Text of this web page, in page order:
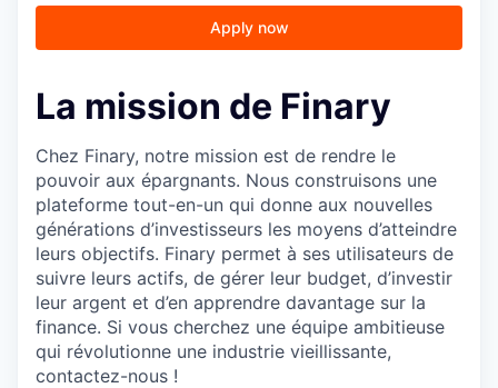
Apply now
La mission de Finary
Chez Finary, notre mission est de rendre le
pouvoir aux épargnants. Nous construisons une
plateforme tout-en-un qui donne aux nouvelles
générations d’investisseurs les moyens d’atteindre
leurs objectifs. Finary permet à ses utilisateurs de
suivre leurs actifs, de gérer leur budget, d’investir
leur argent et d’en apprendre davantage sur la
finance. Si vous cherchez une équipe ambitieuse
qui révolutionne une industrie vieillissante,
contactez-nous !